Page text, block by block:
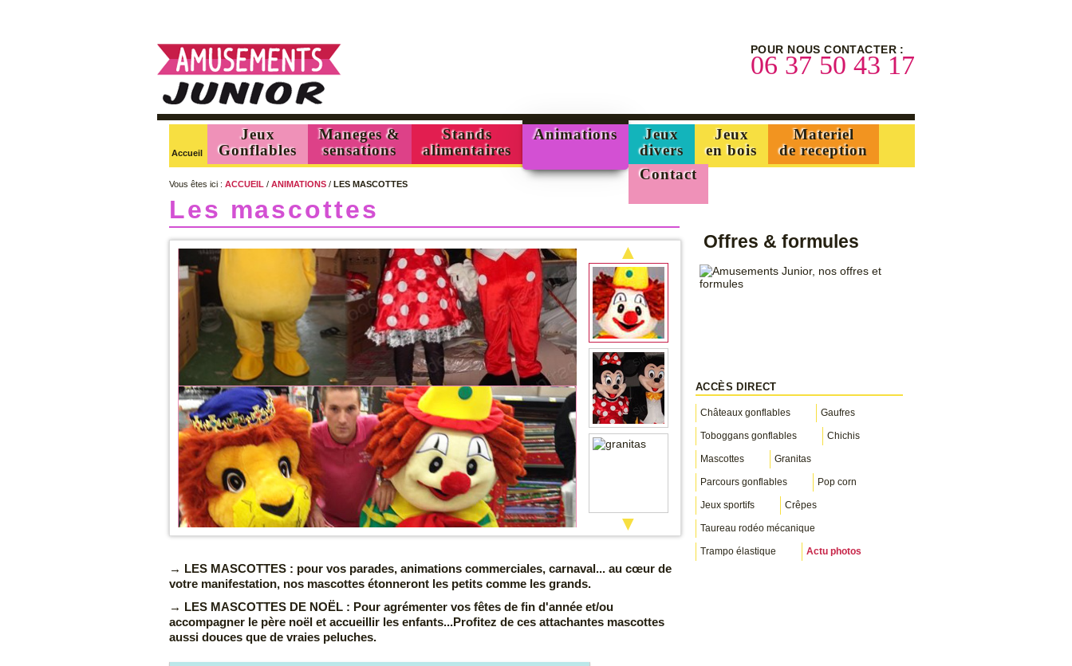
POUR NOUS CONTACTER :
06 37 50 43 17
Accueil
Jeux
Gonflables
Maneges &
sensations
Stands
alimentaires
Animations
Jeux
divers
Jeux
en bois
Materiel
de reception
Contact
Vous êtes ici : ACCUEIL / ANIMATIONS / LES MASCOTTES
Les mascottes
▲
▼
LES MASCOTTES : pour vos parades, animations commerciales, carnaval... au cœur de
votre manifestation, nos mascottes étonneront les petits comme les grands.
LES MASCOTTES DE NOËL : Pour agrémenter vos fêtes de fin d'année et/ou
accompagner le père noël et accueillir les enfants...Profitez de ces attachantes mascottes
aussi douces que de vraies peluches.
Offres & formules
ACCÈS DIRECT
Châteaux gonflables Gaufres
Toboggans gonflables Chichis
Mascottes Granitas
Parcours gonflables Pop corn
Jeux sportifs Crêpes
Taureau rodéo mécanique
Trampo élastique Actu photos